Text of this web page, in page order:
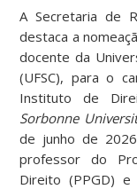
A Secretaria de
destaca a
docente da
(UFSC), para o
Instituto de
Sorbonne
de junho de
professor do
Direito (PPGD) e